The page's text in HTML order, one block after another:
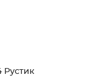
Рустик